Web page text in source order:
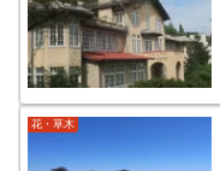
花・草木